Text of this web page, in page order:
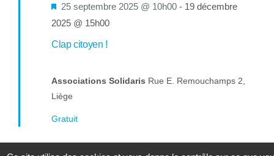
Clap citoyen !
Mis
en
avant
25 septembre 2025 @ 10h00 - 19 décembre
2025 @ 15h00
Associations Solidaris Rue E. Remouchamps 2,
Liège
Gratuit